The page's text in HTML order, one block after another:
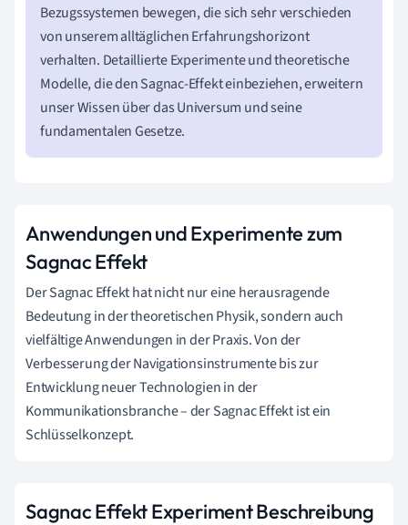
Bezugssystemen bewegen, die sich sehr verschieden
von unserem alltäglichen Erfahrungshorizont
verhalten. Detaillierte Experimente und theoretische
Modelle, die den Sagnac-Effekt einbeziehen, erweitern
unser Wissen über das Universum und seine
fundamentalen Gesetze.
Anwendungen und Experimente zum
Sagnac Effekt
Der Sagnac Effekt hat nicht nur eine herausragende
Bedeutung in der theoretischen Physik, sondern auch
vielfältige Anwendungen in der Praxis. Von der
Verbesserung der Navigationsinstrumente bis zur
Entwicklung neuer Technologien in der
Kommunikationsbranche – der Sagnac Effekt ist ein
Schlüsselkonzept.
Sagnac Effekt Experiment Beschreibung